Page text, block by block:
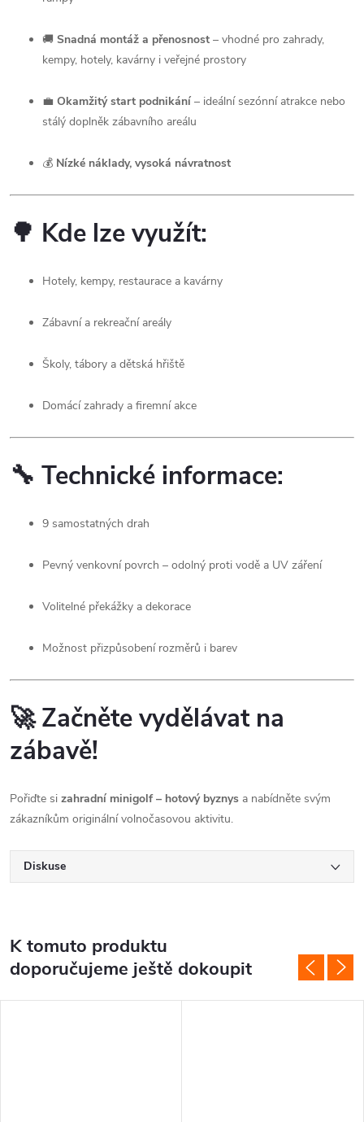
🚚 Snadná montáž a přenosnost – vhodné pro zahrady,
kempy, hotely, kavárny i veřejné prostory
💼 Okamžitý start podnikání – ideální sezónní atrakce nebo
stálý doplněk zábavního areálu
💰 Nízké náklady, vysoká návratnost
🌳 Kde lze využít:
Hotely, kempy, restaurace a kavárny
Zábavní a rekreační areály
Školy, tábory a dětská hřiště
Domácí zahrady a firemní akce
🔧 Technické informace:
9 samostatných drah
Pevný venkovní povrch – odolný proti vodě a UV záření
Volitelné překážky a dekorace
Možnost přizpůsobení rozměrů i barev
🚀Začněte vydělávat na
zábavě!
Pořiďte si zahradní minigolf – hotový byznys a nabídněte svým
zákazníkům originální volnočasovou aktivitu.
Diskuse
K tomuto produktu
doporučujeme ještě dokoupit